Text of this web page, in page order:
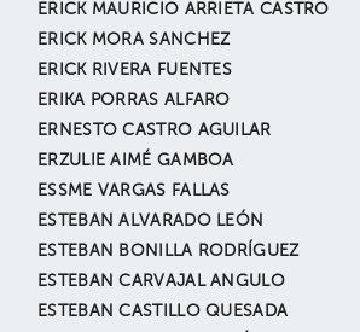
ERICK MAURICIO ARRIETA CASTRO
ERICK MORA SANCHEZ
ERICK RIVERA FUENTES
ERIKA PORRAS ALFARO
ERNESTO CASTRO AGUILAR
ERZULIE AIMÉ GAMBOA
ESSME VARGAS FALLAS
ESTEBAN ALVARADO LEÓN
ESTEBAN BONILLA RODRÍGUEZ
ESTEBAN CARVAJAL ANGULO
ESTEBAN CASTILLO QUESADA